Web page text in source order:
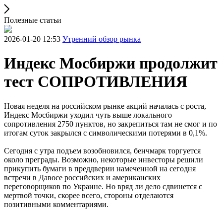
Полезные статьи
2026-01-20 12:53 Утренний обзор рынка
Индекс Мосбиржи продолжит
тест СОПРОТИВЛЕНИЯ
Новая неделя на российском рынке акций началась с роста,
Индекс Мосбиржи уходил чуть выше локального
сопротивления 2750 пунктов, но закрепиться там не смог и по
итогам суток закрылся с символическими потерями в 0,1%.
Сегодня с утра подъем возобновился, бенчмарк торгуется
около преграды. Возможно, некоторые инвесторы решили
прикупить бумаги в преддверии намеченной на сегодня
встречи в Давосе российских и американских
переговорщиков по Украине. Но вряд ли дело сдвинется с
мертвой точки, скорее всего, стороны отделаются
позитивными комментариями.